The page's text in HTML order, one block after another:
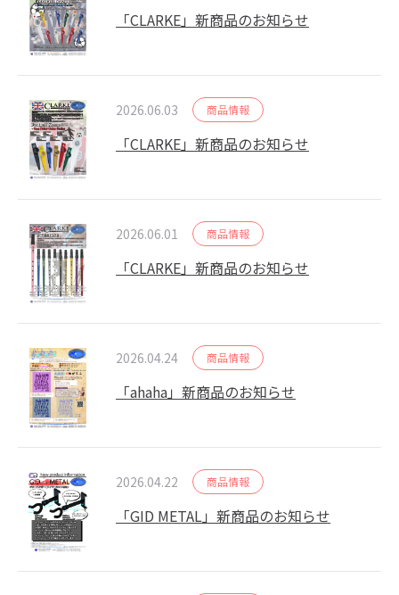
「CLARKE」新商品のお知らせ
2026.06.03 商品情報
「CLARKE」新商品のお知らせ
2026.06.01 商品情報
「CLARKE」新商品のお知らせ
2026.04.24 商品情報
「ahaha」新商品のお知らせ
2026.04.22 商品情報
「GID METAL」新商品のお知らせ